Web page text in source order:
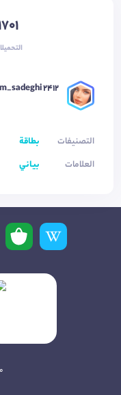
2412
التصنيفات
بطاقة
العلامات
بياني